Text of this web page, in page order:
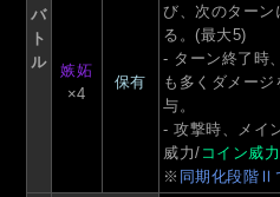
バ
ト
ル
嫉妬
×4
保有
び、次のターン
る。(最大5)
- ターン終了時
も多くダメー
与。
- 攻撃時、メイ
威力/ コイン威力
※ 同期化段階Ⅱ